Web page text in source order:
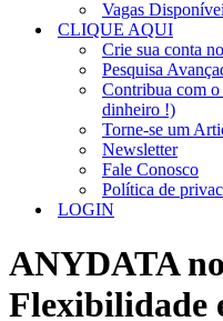
Vagas
CLIQUE AQUI
Crie sua conta
Pesquisa
Contribua com
dinheiro !)
Torne-se um
Newsletter
Fale Conosco
Política de
LOGIN
ANYDATA
Flexibilidade